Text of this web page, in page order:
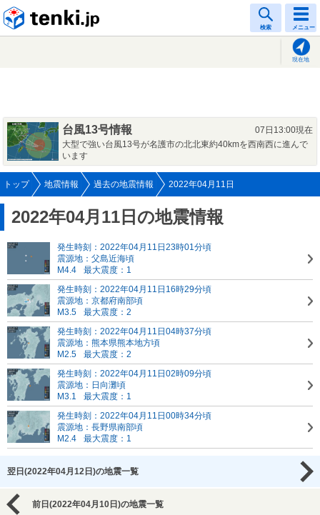
検索 メニュー
現在地
台風13号情報
07日13:00現在
大型で強い台風13号が名護市の北北東約40kmを西南西に進んで
います
トップ 地震情報 過去の地震情報 2022年04月11日
2022年04月11日の地震情報
発生時刻：2022年04月11日23時01分頃
震源地：父島近海頃
M4.4
最大震度：1
発生時刻：2022年04月11日16時29分頃
震源地：京都府南部頃
M3.5
最大震度：2
発生時刻：2022年04月11日04時37分頃
震源地：熊本県熊本地方頃
M2.5
最大震度：2
発生時刻：2022年04月11日02時09分頃
震源地：日向灘頃
M3.1
最大震度：1
発生時刻：2022年04月11日00時34分頃
震源地：長野県南部頃
M2.4
最大震度：1
翌日(2022年04月12日)の地震一覧
前日(2022年04月10日)の地震一覧